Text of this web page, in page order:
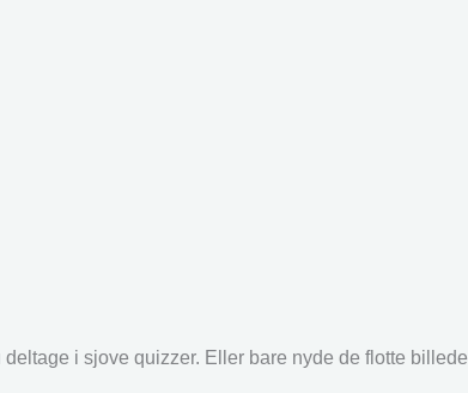
i sjove quizzer. Eller bare nyde de flotte